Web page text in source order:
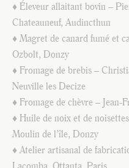
♦ Éleveur allaitant bovin –
Chateauneuf, Audincthun
♦ Magret de canard fumé et
Ozbolt, Donzy
♦ Fromage de brebis –
Neuville les Decize
♦ Fromage de chèvre – Jean-
♦ Huile de noix et de
Moulin de l’île, Donzy
♦ Atelier artisanal de